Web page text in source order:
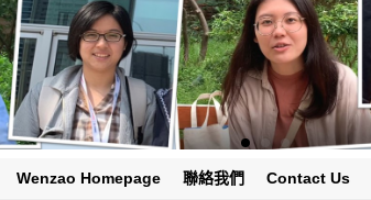
Wenzao Homepage 聯絡我們 Contact Us